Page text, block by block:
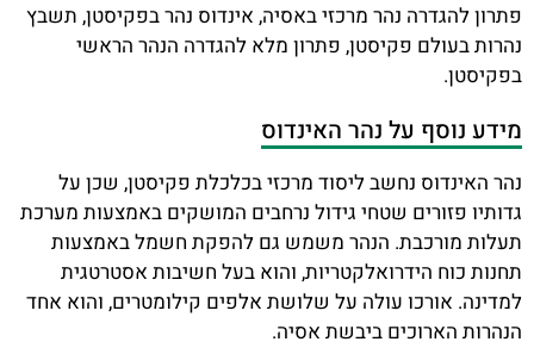
פתרון להגדרה נהר מרכזי באסיה, אינדוס נהר בפקיסטן, תשבץ
נהרות בעולם פקיסטן, פתרון מלא להגדרה הנהר הראשי
בפקיסטן.
מידע נוסף על נהר האינדוס
נהר האינדוס נחשב ליסוד מרכזי בכלכלת פקיסטן, שכן על
גדותיו פזורים שטחי גידול נרחבים המושקים באמצעות מערכת
תעלות מורכבת. הנהר משמש גם להפקת חשמל באמצעות
תחנות כוח הידרואלקטריות, והוא בעל חשיבות אסטרטגית
למדינה. אורכו עולה על שלושת אלפים קילומטרים, והוא אחד
הנהרות הארוכים ביבשת אסיה.